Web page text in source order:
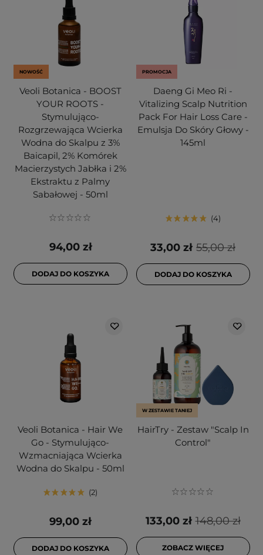
NOWOŚĆ
Veoli Botanica - BOOST
YOUR ROOTS -
Stymulująco-
Rozgrzewająca Wcierka
Wodna do Skalpu z 3%
Baicapil, 2% Komórek
Macierzystych Jabłka i 2%
Ekstraktu z Palmy
Sabałowej - 50ml
94,00 zł
DODAJ DO KOSZYKA
PROMOCJA
Daeng Gi Meo Ri -
Vitalizing Scalp Nutrition
Pack For Hair Loss Care -
Emulsja Do Skóry Głowy -
145ml
4
55,00 zł
33,00 zł
DODAJ DO KOSZYKA
Veoli Botanica - Hair We
Go - Stymulująco-
Wzmacniająca Wcierka
Wodna do Skalpu - 50ml
2
99,00 zł
DODAJ DO KOSZYKA
W ZESTAWIE TANIEJ
HairTry - Zestaw "Scalp In
Control"
148,00 zł
133,00 zł
ZOBACZ WIĘCEJ